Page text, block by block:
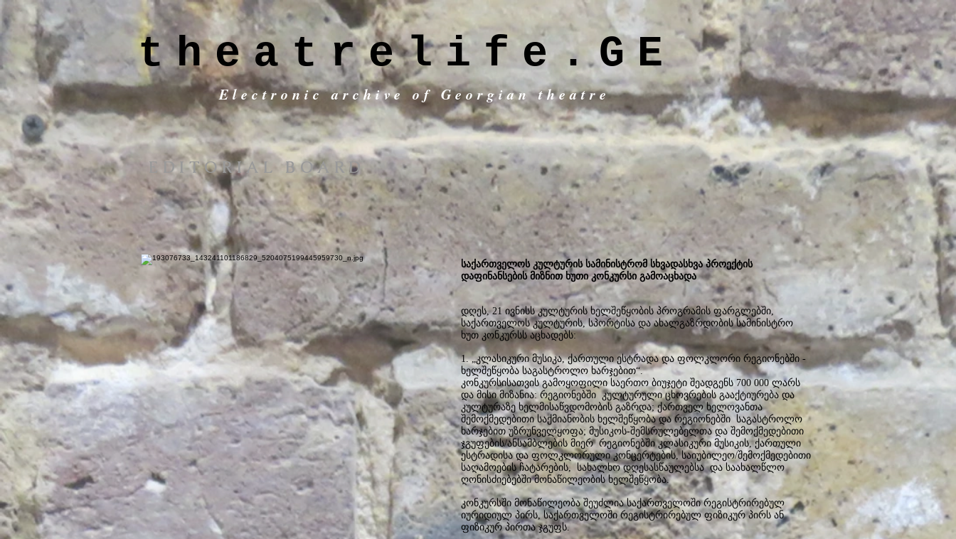
theatrelife.GE
Electronic archive of Georgian theatre
EDITORIAL BOARD
საქართველოს კულტურის სამინისტრომ სხვადასხვა პროექტის
დაფინანსების მიზნით ხუთი კონკურსი გამოაცხადა
დღეს, 21 ივნისს კულტურის ხელშეწყობის პროგრამის ფარგლებში,
საქართველოს კულტურის, სპორტისა და ახალგაზრდობის სამინისტრო
ხუთ კონკურსს აცხადებს:
1. „კლასიკური მუსიკა, ქართული ესტრადა და ფოლკლორი რეგიონებში -
ხელშეწყობა საგასტროლო ხარჯებით“.
კონკურსისათვის გამოყოფილი საერთო ბიუჯეტი შეადგენს 700 000 ლარს
და მისი მიზანია: რეგიონებში კულტურული ცხოვრების გააქტიურება და
კულტურაზე ხელმისაწვდომობის გაზრდა; ქართველ ხელოვანთა
შემოქმედებითი საქმიანობის ხელშეწყობა და რეგიონებში საგასტროლო
ხარჯებით უზრუნველყოფა; მუსიკოს-შემსრულებელთა და შემოქმედებითი
ჯგუფების/ანსამბლების მიერ რეგიონებში კლასიკური მუსიკის, ქართული
ესტრადისა და ფოლკლორული კონცერტების, საიუბილეო/შემოქმედებითი
საღამოების ჩატარების, სახალხო დღესასწაულებსა და საახალწლო
ღონისძიებებში მონაწილეობის ხელშეწყობა.
კონკურსში მონაწილეობა შეუძლია საქართველოში რეგისტრირებულ
იურიდიულ პირს, საქართველოში რეგისტრირებულ ფიზიკურ პირს ან
ფიზიკურ პირთა ჯგუფს.